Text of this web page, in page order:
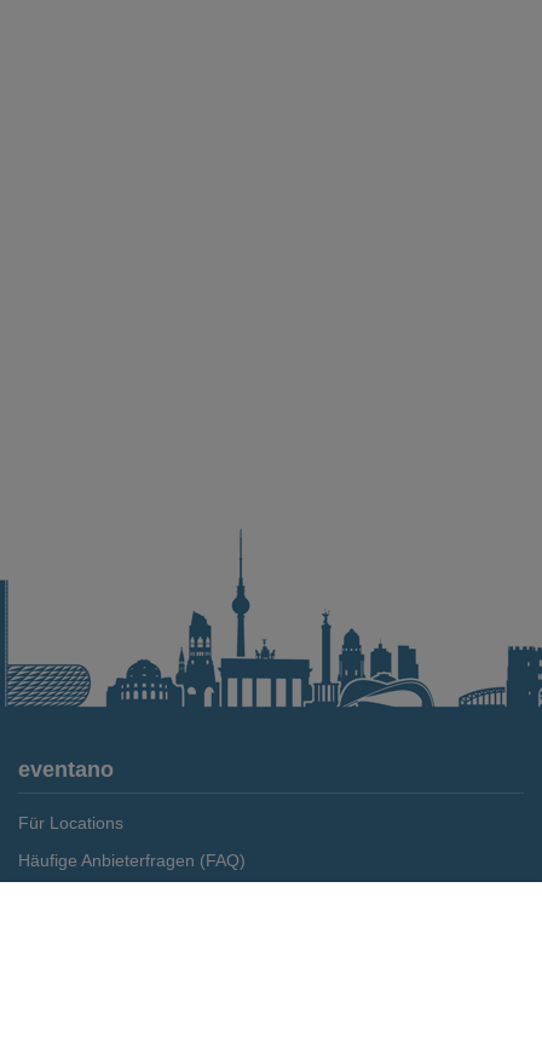
eventano
Für Locations
Häufige Anbieterfragen (FAQ)